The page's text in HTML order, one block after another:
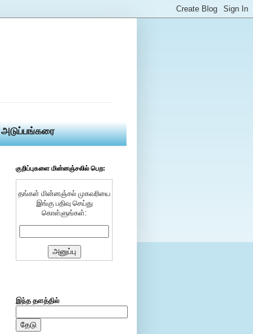
அடுப்பங்கரை
குறிப்புகளை மின்னஞ்சலில் பெற:
தங்கள் மின்னஞ்சல் முகவரியை
இங்கு பதிவு செய்து
கொள்ளுங்கள்:
இந்த தளத்தில்